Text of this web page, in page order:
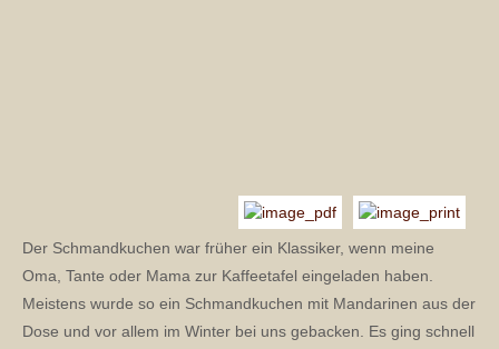
Der Schmandkuchen war früher ein Klassiker, wenn meine
Oma, Tante oder Mama zur Kaffeetafel eingeladen haben.
Meistens wurde so ein Schmandkuchen mit Mandarinen aus der
Dose und vor allem im Winter bei uns gebacken. Es ging schnell